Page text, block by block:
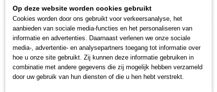
Home > Horloge > Hugo Boss Heren
Hugo Boss Herenhorloge
1513016
Op deze website worden cookies gebruikt
Cookies worden door ons gebruikt voor verkeersanalyse, het
aanbieden van sociale media-functies en het personaliseren van
informatie en advertenties. Daarnaast verlenen we onze sociale
media-, advertentie- en analysepartners toegang tot informatie over
hoe u onze site gebruikt. Zij kunnen deze informatie gebruiken in
combinatie met andere gegevens die zij mogelijk hebben verzameld
door uw gebruik van hun diensten of die u hen hebt verstrekt.